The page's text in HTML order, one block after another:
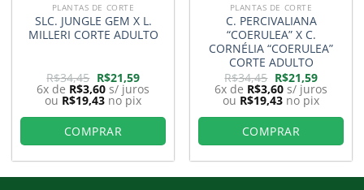
PLANTAS DE CORTE
SLC. JUNGLE GEM X L.
MILLERI CORTE ADULTO
R$34,45 O
preço
original
era:
R$34,45.
R$21,59O
preço
atual
é:
R$21,59.
6x de R$3,60 s/ juros
ou R$19,43 no pix
COMPRAR
PLANTAS DE CORTE
C. PERCIVALIANA
“COERULEA” X C.
CORNÉLIA “COERULEA”
CORTE ADULTO
R$34,45 O
preço
original
era:
R$34,45.
R$21,59O
preço
atual
é:
R$21,59.
6x de R$3,60 s/ juros
ou R$19,43 no pix
COMPRAR